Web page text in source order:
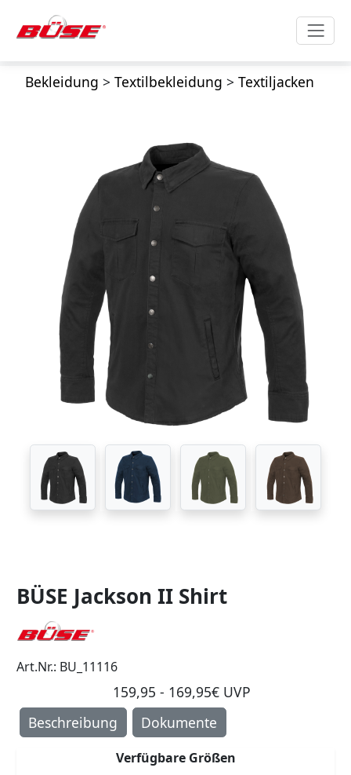
Bekleidung > Textilbekleidung > Textiljacken
BÜSE Jackson II Shirt
Art.Nr.: BU_11116
159,95 - 169,95€ UVP
Beschreibung
Dokumente
Verfügbare Größen